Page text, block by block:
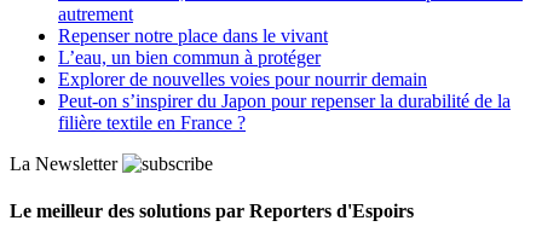
autrement
Repenser notre place dans le vivant
L’eau, un bien commun à protéger
Explorer de nouvelles voies pour nourrir demain
Peut‑on s’inspirer du Japon pour repenser la durabilité de la
filière textile en France ?
La Newsletter
Le meilleur des solutions par Reporters d'Espoirs